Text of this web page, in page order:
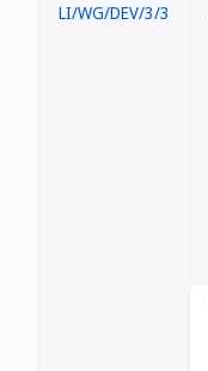
LI/WG/DEV/3/3